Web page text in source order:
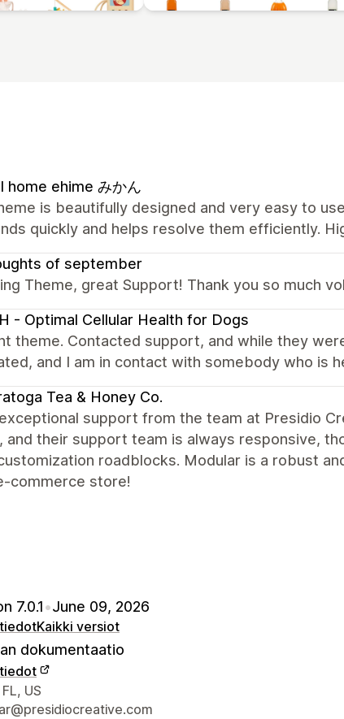
home ehime みかん
is beautifully designed and very easy to
quickly and helps resolve them efficiently.
of september
Theme, great Support! Thank you so much
- Optimal Cellular Health for Dogs
theme. Contacted support, and while they
and I am in contact with somebody who is
Tea & Honey Co.
support from the team at Presidio
and their support team is always responsive,
roadblocks. Modular is a robust
commerce store!
7.0.1•June 09, 2026
Kaikki versiot
dokumentaatio
yhteystiedot
US